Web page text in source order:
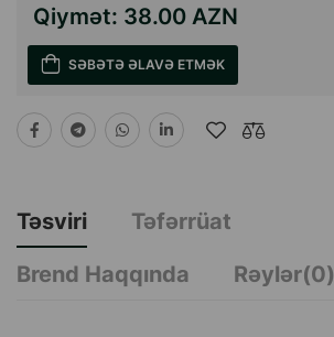
Qiymət: 38.00 AZN
SƏBƏTƏ ƏLAVƏ ETMƏK
Təsviri
Təfərrüat
Brend Haqqında
Rəylər(0)